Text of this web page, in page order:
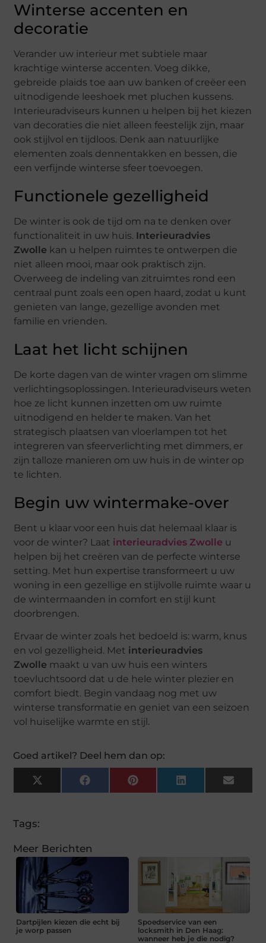
Winterse accenten en
decoratie
Verander uw interieur met subtiele maar
krachtige winterse accenten. Voeg dikke,
gebreide plaids toe aan uw banken of creëer een
uitnodigende leeshoek met pluchen kussens.
Interieuradviseurs kunnen u helpen bij het kiezen
van decoraties die niet alleen feestelijk zijn, maar
ook stijlvol en tijdloos. Denk aan natuurlijke
elementen zoals dennentakken en bessen, die
een verfijnde winterse sfeer toevoegen.
Functionele gezelligheid
De winter is ook de tijd om na te denken over
functionaliteit in uw huis. Interieuradvies
Zwolle kan u helpen ruimtes te ontwerpen die
niet alleen mooi, maar ook praktisch zijn.
Overweeg de indeling van zitruimtes rond een
centraal punt zoals een open haard, zodat u kunt
genieten van lange, gezellige avonden met
familie en vrienden.
Laat het licht schijnen
De korte dagen van de winter vragen om slimme
verlichtingsoplossingen. Interieuradviseurs weten
hoe ze licht kunnen inzetten om uw ruimte
uitnodigend en helder te maken. Van het
strategisch plaatsen van vloerlampen tot het
integreren van sfeerverlichting met dimmers, er
zijn talloze manieren om uw huis in de winter op
te lichten.
Begin uw wintermake-over
Bent u klaar voor een huis dat helemaal klaar is
voor de winter? Laat interieuradvies Zwolle u
helpen bij het creëren van de perfecte winterse
setting. Met hun expertise transformeert u uw
woning in een gezellige en stijlvolle ruimte waar u
de wintermaanden in comfort en stijl kunt
doorbrengen.
Ervaar de winter zoals het bedoeld is: warm, knus
en vol gezelligheid. Met interieuradvies
Zwolle maakt u van uw huis een winters
toevluchtsoord dat u de hele winter plezier en
comfort biedt. Begin vandaag nog met uw
winterse transformatie en geniet van een seizoen
vol huiselijke warmte en stijl.
Goed artikel? Deel hem dan op:
X
(Twitter)
FacebookPinterestLinkedInEmail
Tags:
Meer Berichten
Dartpijlen kiezen die echt bij
je worp passen
Spoedservice van een
locksmith in Den Haag:
wanneer heb je die nodig?